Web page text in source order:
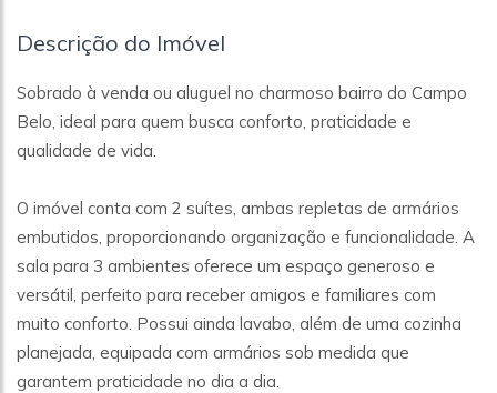
Descrição do Imóvel
Sobrado à venda ou aluguel no charmoso bairro do Campo
Belo, ideal para quem busca conforto, praticidade e
qualidade de vida.
O imóvel conta com 2 suítes, ambas repletas de armários
embutidos, proporcionando organização e funcionalidade. A
sala para 3 ambientes oferece um espaço generoso e
versátil, perfeito para receber amigos e familiares com
muito conforto. Possui ainda lavabo, além de uma cozinha
planejada, equipada com armários sob medida que
garantem praticidade no dia a dia.